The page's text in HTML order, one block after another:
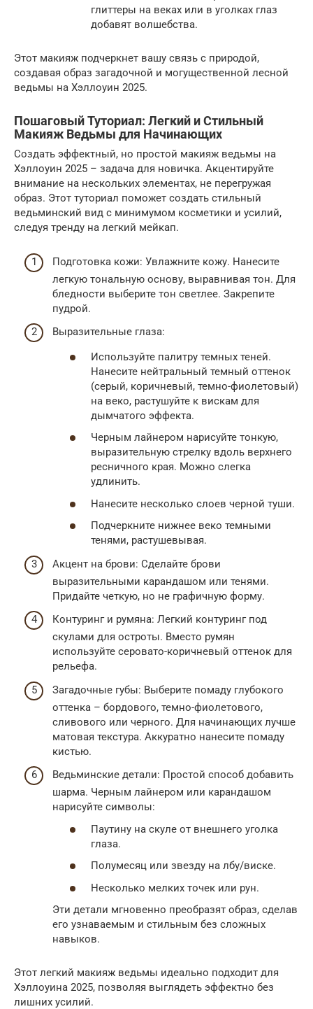
глиттеры на веках или в уголках глаз
добавят волшебства.
Этот макияж подчеркнет вашу связь с природой,
создавая образ загадочной и могущественной лесной
ведьмы на Хэллоуин 2025.
Пошаговый Туториал: Легкий и Стильный
Макияж Ведьмы для Начинающих
Создать эффектный, но простой макияж ведьмы на
Хэллоуин 2025 – задача для новичка. Акцентируйте
внимание на нескольких элементах, не перегружая
образ. Этот туториал поможет создать стильный
ведьминский вид с минимумом косметики и усилий,
следуя тренду на легкий мейкап.
Подготовка кожи: Увлажните кожу. Нанесите
легкую тональную основу, выравнивая тон. Для
бледности выберите тон светлее. Закрепите
пудрой.
Выразительные глаза:
Используйте палитру темных теней.
Нанесите нейтральный темный оттенок
(серый, коричневый, темно-фиолетовый)
на веко, растушуйте к вискам для
дымчатого эффекта.
Черным лайнером нарисуйте тонкую,
выразительную стрелку вдоль верхнего
ресничного края. Можно слегка
удлинить.
Нанесите несколько слоев черной туши.
Подчеркните нижнее веко темными
тенями, растушевывая.
Акцент на брови: Сделайте брови
выразительными карандашом или тенями.
Придайте четкую, но не графичную форму.
Контуринг и румяна: Легкий контуринг под
скулами для остроты. Вместо румян
используйте серовато-коричневый оттенок для
рельефа.
Загадочные губы: Выберите помаду глубокого
оттенка – бордового, темно-фиолетового,
сливового или черного. Для начинающих лучше
матовая текстура. Аккуратно нанесите помаду
кистью.
Ведьминские детали: Простой способ добавить
шарма. Черным лайнером или карандашом
нарисуйте символы:
Паутину на скуле от внешнего уголка
глаза.
Полумесяц или звезду на лбу/виске.
Несколько мелких точек или рун.
Эти детали мгновенно преобразят образ, сделав
его узнаваемым и стильным без сложных
навыков.
Этот легкий макияж ведьмы идеально подходит для
Хэллоуина 2025, позволяя выглядеть эффектно без
лишних усилий.